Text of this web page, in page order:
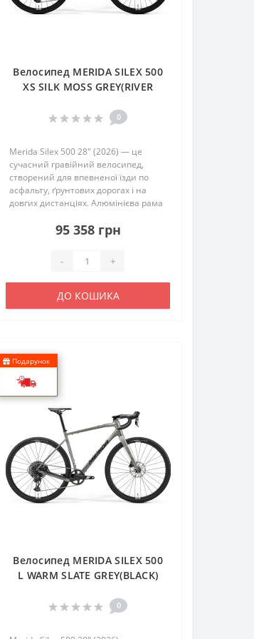
Велосипед MERIDA SILEX 500
XS SILK MOSS GREY(RIVER
0
Merida Silex 500 28″ (2026) — це
сучасний гравійний велосипед,
створений для впевненої їзди по
асфальту, ґрунтових дорогах і на
довгих дистанціях. Алюмінієва рама
карбоновою вилкою забезпечує
95 358 грн
- +
ДО КОШИКА
Подарунок
Велосипед MERIDA SILEX 500
L WARM SLATE GREY(BLACK)
0